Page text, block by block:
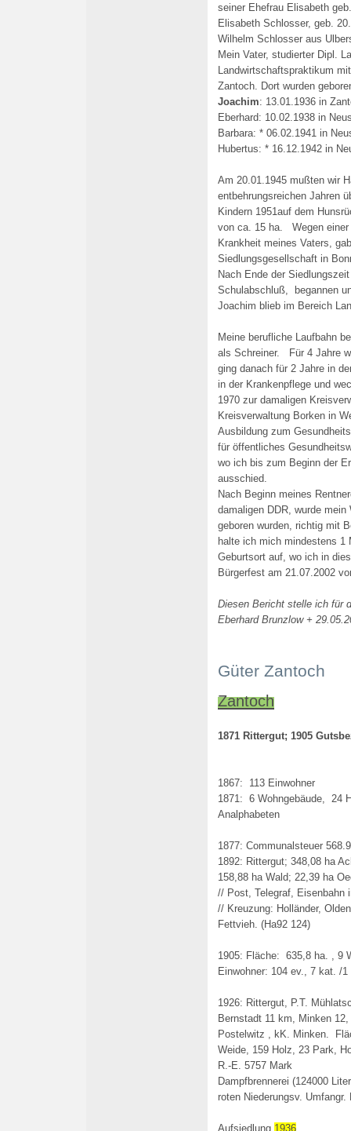
seiner Ehefrau Elisabeth
Elisabeth Schlosser, geb.
Wilhelm Schlosser aus
Mein Vater, studierter Dipl.
Landwirtschaftspraktikum
Zantoch. Dort wurden
Joachim: 13.01.1936 in
Eberhard: 10.02.1938 in
Barbara: * 06.02.1941 in
Hubertus: * 16.12.1942 in
Am 20.01.1945 mußten wir
entbehrungsreichen Jahren
Kindern 1951auf dem
von ca. 15 ha. Wegen einer
Krankheit meines Vaters,
Siedlungsgesellschaft in
Nach Ende der
Schulabschluß, begannen
Joachim blieb im Bereich
Meine berufliche Laufbahn
als Schreiner. Für 4 Jahre
ging danach für 2 Jahre in
in der Krankenpflege und
1970 zur damaligen
Kreisverwaltung Borken in
Ausbildung zum
für öffentliches
wo ich bis zum Beginn der
ausschied.
Nach Beginn meines
damaligen DDR, wurde
geboren wurden, richtig mit
halte ich mich mindestens 1
Geburtsort auf, wo ich in
Bürgerfest am 21.07.2002
Diesen Bericht stelle ich für
Eberhard Brunzlow +
Güter Zantoch
Zantoch
1871 Rittergut; 1905
1867: 113 Einwohner
1871: 6 Wohngebäude, 24
Analphabeten
1877: Communalsteuer
1892: Rittergut; 348,08 ha
158,88 ha Wald; 22,39 ha
// Post, Telegraf, Eisenbahn
// Kreuzung: Holländer,
Fettvieh. (Ha92 124)
1905: Fläche: 635,8 ha. , 9
Einwohner: 104 ev., 7 kat. /
1926: Rittergut, P.T.
Bernstadt 11 km, Minken
Postelwitz , kK. Minken.
Weide, 159 Holz, 23 Park,
R.-E. 5757 Mark
Dampfbrennerei (124000
roten Niederungsv.
Aufsiedlung 1936